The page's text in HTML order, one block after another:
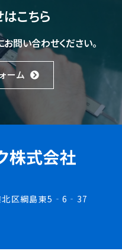
こちら
問い合わせください。
ーム
区綱島東5‐6‐37